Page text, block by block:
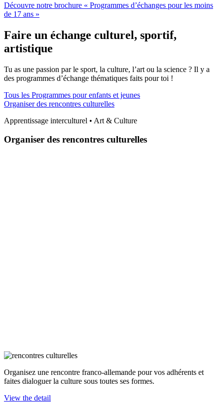
Découvre notre brochure « Programmes d’échanges pour les moins
de 17 ans »
Faire un échange culturel, sportif,
artistique
Tu as une passion par le sport, la culture, l’art ou la science ? Il y a
des programmes d’échange thématiques faits pour toi !
Tous les Programmes pour enfants et jeunes
Organiser des rencontres culturelles
Apprentissage interculturel • Art & Culture
Organiser des rencontres culturelles
Organisez une rencontre franco-allemande pour vos adhérents et
faites dialoguer la culture sous toutes ses formes.
View the detail